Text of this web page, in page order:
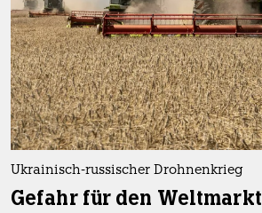
Ukrainisch-russischer Drohnenkrieg
Gefahr für den Weltmarkt